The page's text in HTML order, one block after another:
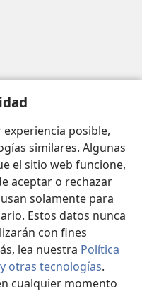
posible,
similares. Algunas
el sitio web funcione,
aceptar o rechazar
solamente para
Estos datos nunca
con fines
lea nuestra Política
y otras tecnologías.
cualquier momento
Society of Pennsylvania.